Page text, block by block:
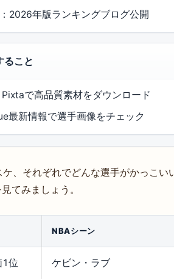
2026年版ランキングブログ公開
ること
で高品質素材をダウンロード
最新情報で選手画像をチェック
、それぞれでどんな選手がかっこい
てみましょう。
NBAシーン
1位 ケビン・ラブ